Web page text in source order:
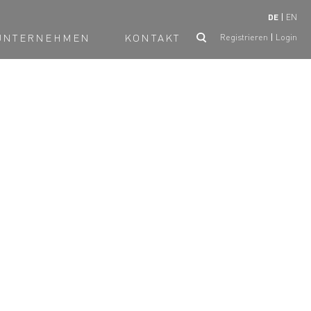
DE EN
KONTAKT Registrieren Login